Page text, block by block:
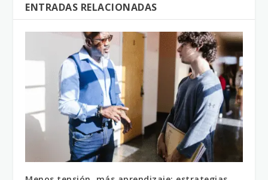
ENTRADAS RELACIONADAS